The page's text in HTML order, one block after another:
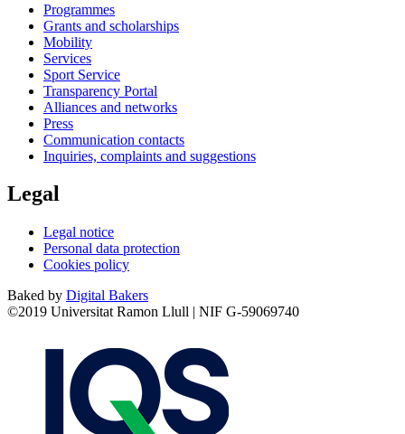
Programmes
Grants and scholarships
Mobility
Services
Sport Service
Transparency Portal
Alliances and networks
Press
Communication contacts
Inquiries, complaints and suggestions
Legal
Legal notice
Personal data protection
Cookies policy
Baked by Digital Bakers
©2019 Universitat Ramon Llull | NIF G-59069740